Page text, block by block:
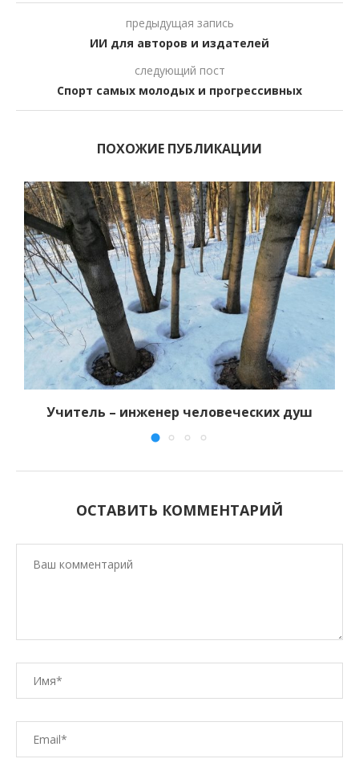
предыдущая запись
ИИ для авторов и издателей
следующий пост
Спорт самых молодых и прогрессивных
ПОХОЖИЕ ПУБЛИКАЦИИ
Учитель – инженер человеческих душ
ОСТАВИТЬ КОММЕНТАРИЙ